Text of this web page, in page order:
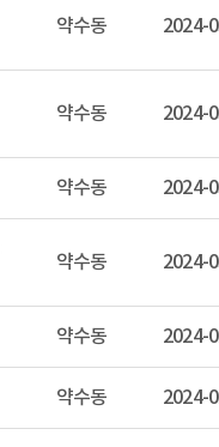
약수동 2024-
약수동 2024-
약수동 2024-
약수동 2024-
약수동 2024-
약수동 2024-